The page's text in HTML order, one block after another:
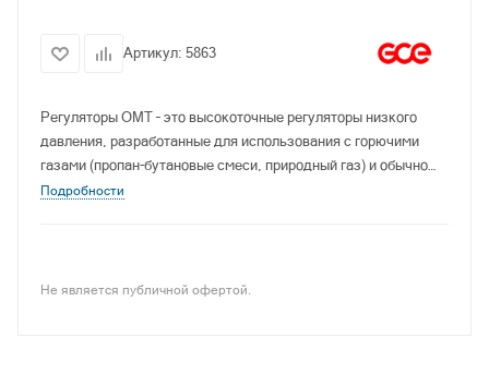
Артикул: 5863
Регуляторы ОМТ – это высокоточные регуляторы низкого
давления, разработанные для использования с горючими
газами (пропан-бутановые смеси, природный газ) и обычно
также и с некоррозивными газами.
Подробности
Не является публичной офертой.